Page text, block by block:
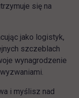
się na
jako logistyk,
szczeblach
wynagrodzenie
i myślisz nad